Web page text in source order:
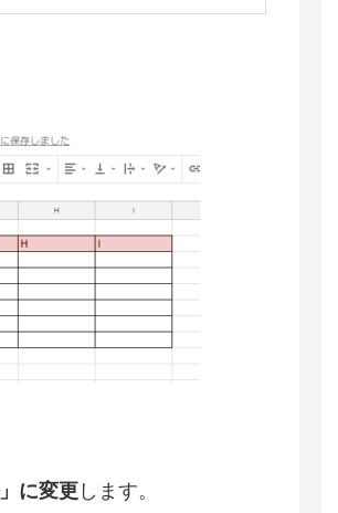
に変更します。